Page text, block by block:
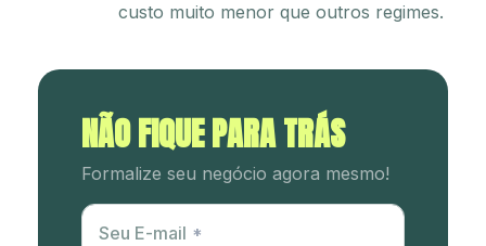
custo muito menor que outros regimes.
NÃO FIQUE PARA TRÁS
Formalize seu negócio agora mesmo!
Utm Content
Seu E-mail